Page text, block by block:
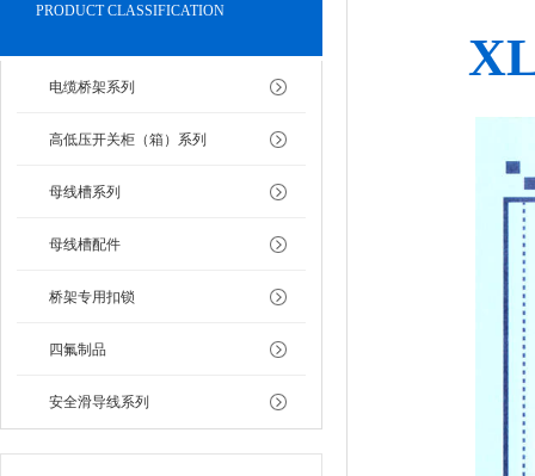
PRODUCT CLASSIFICATION
电缆桥架系列
高低压开关柜（箱）系列
母线槽系列
母线槽配件
桥架专用扣锁
四氟制品
安全滑导线系列